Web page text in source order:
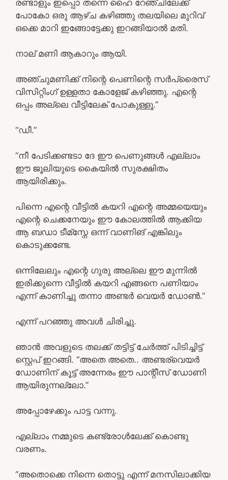
രണ്ടാളും ഇപ്പൊ തന്നെ ഹൈ റേഞ്ചിലേക്ക്
പോകോ ഒരു ആഴ്ച കഴിഞ്ഞു തലയിലെ മുറിവ്
ഒക്കെ മാറി ഇങ്ങോട്ടേക്കു ഇറങ്ങിയാൽ മതി.
നാല് മണി ആകാറും ആയി.
അഞ്ചുമണിക്ക് നിന്റെ പെണിന്റെ സർപ്രൈസ്
വിസിറ്റിംഗ് ഉള്ളതാ കോളേജ് കഴിഞ്ഞു. എന്റെ
ഒപ്പം അല്ലെ വീട്ടിലേക് പോകുള്ളൂ.”
“ഡീ.”
“നീ പേടിക്കണ്ടടാ ദേ ഈ പെണുങ്ങൾ എല്ലാം
ഈ ജൂലിയുടെ കൈയിൽ സുരക്ഷിതം
ആയിരിക്കും.
പിന്നെ എന്റെ വീട്ടിൽ കയറി എന്റെ അമ്മയെയും
എന്റെ ചെക്കനേയും ഈ കോലത്തിൽ ആക്കിയ
ആ ബഡാ ടീമ്സ്നേ ഒന്ന് വാണിങ് എങ്കിലും
കൊടുക്കണ്ടേ.
ഒന്നിലേലും എന്റെ ഗുരു അല്ലെ ഈ മുന്നിൽ
ഇരിക്കുന്നെ വീട്ടിൽ കയറി എങ്ങനെ പണിയാം
എന്ന് കാണിച്ചു തന്നാ അണ്ടർ വെയർ ഡോൺ.”
എന്ന് പറഞ്ഞു അവൾ ചിരിച്ചു.
ഞാൻ അവളുടെ തലക്ക് തട്ടിട്ട് ചേർത്ത് പിടിച്ചിട്ട്
സ്റ്റെപ് ഇറങ്ങി. “അതെ അതെ.. അണ്ടര്‌വെയർ
ഡോണിന് കൂട്ട് അന്നേരം ഈ പാന്റീസ് ഡോണി
ആയിരുന്നല്ലോ.”
അപ്പോഴേക്കും പാട്ട വന്നു.
എല്ലാം നമ്മുടെ കണ്ട്രോൾലേക്ക് കൊണ്ടു
വരണം.
“അതൊക്കെ നിന്നെ തൊട്ടു എന്ന് മനസിലാക്കിയ